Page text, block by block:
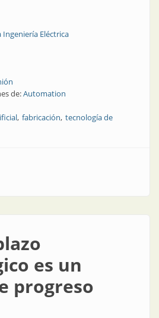
Ingeniería Eléctrica
de:Automation
fabricación tecnología de
por qué tanto interés en la fabricación
es un
progreso